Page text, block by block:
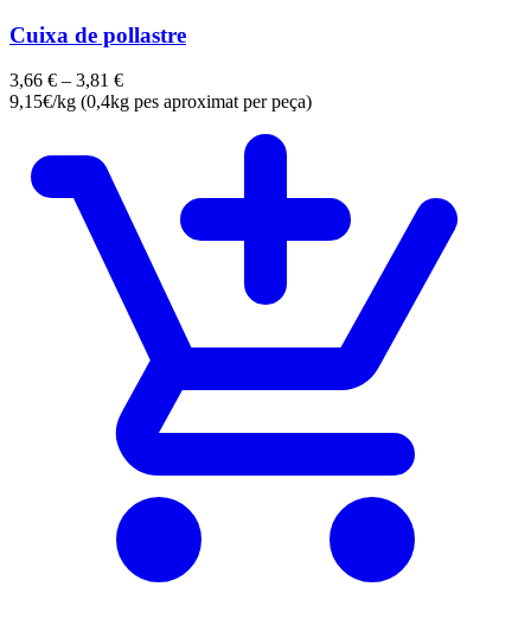
Cuixa de pollastre
3,66 € – 3,81 €
9,15€/kg (0,4kg pes aproximat per peça)